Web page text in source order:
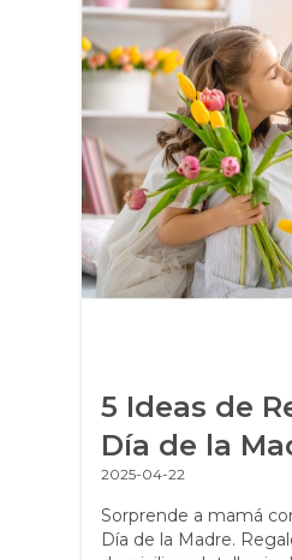
5 Ideas de
Día de la
2025-04-22
Sorprende a mamá
Día de la Madre.